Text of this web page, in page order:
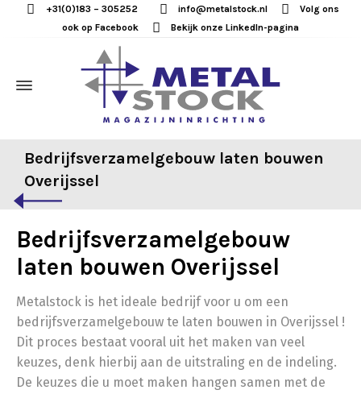
+31(0)183 – 305252 info@metalstock.nl
Volg ons
ook op Facebook
Bekijk onze LinkedIn-pagina
Bedrijfsverzamelgebouw laten bouwen
Overijssel
Bedrijfsverzamelgebouw
laten bouwen Overijssel
Metalstock is het ideale bedrijf voor u om een
bedrijfsverzamelgebouw te laten bouwen in Overijssel !
Dit proces bestaat vooral uit het maken van veel
keuzes, denk hierbij aan de uitstraling en de indeling.
De keuzes die u moet maken hangen samen met de